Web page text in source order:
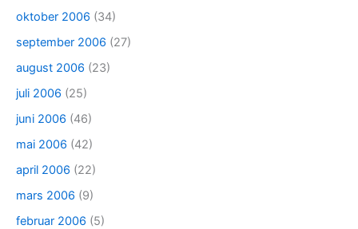
oktober 2006 (34)
september 2006 (27)
august 2006 (23)
juli 2006 (25)
juni 2006 (46)
mai 2006 (42)
april 2006 (22)
mars 2006 (9)
februar 2006 (5)